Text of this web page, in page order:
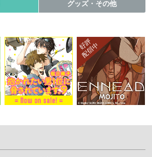
グッズ・その他